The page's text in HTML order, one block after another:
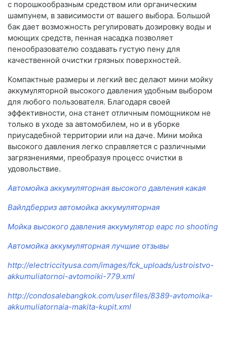
с порошкообразным средством или органическим
шампунем, в зависимости от вашего выбора. Большой
бак дает возможность регулировать дозировку воды и
моющих средств, пенная насадка позволяет
пенообразователю создавать густую пену для
качественной очистки грязных поверхностей.
Компактные размеры и легкий вес делают мини мойку
аккумуляторной высокого давления удобным выбором
для любого пользователя. Благодаря своей
эффективности, она станет отличным помощником не
только в уходе за автомобилем, но и в уборке
приусадебной территории или на даче. Мини мойка
высокого давления легко справляется с различными
загрязнениями, преобразуя процесс очистки в
удовольствие.
Автомойка аккумуляторная высокого давления какая
Вайлдберриз автомойка аккумуляторная
Мойка высокого давления аккумулятор eapc no shooting
Автомойка аккумуляторная лучшие отзывы
http://electriccityusa.com/images/fck_uploads/ustroistvo-
akkumuliatornoi-avtomoiki-779.xml
http://condosalebangkok.com/userfiles/8389-avtomoika-
akkumuliatornaia-makita-kupit.xml